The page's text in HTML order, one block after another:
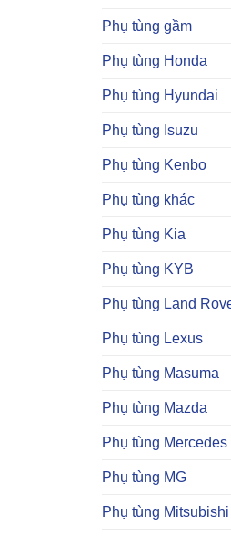
Phụ tùng gầm
Phụ tùng Honda
Phụ tùng Hyundai
Phụ tùng Isuzu
Phụ tùng Kenbo
Phụ tùng khác
Phụ tùng Kia
Phụ tùng KYB
Phụ tùng Land
Phụ tùng Lexus
Phụ tùng Masuma
Phụ tùng Mazda
Phụ tùng Mercedes
Phụ tùng MG
Phụ tùng Mitsubishi